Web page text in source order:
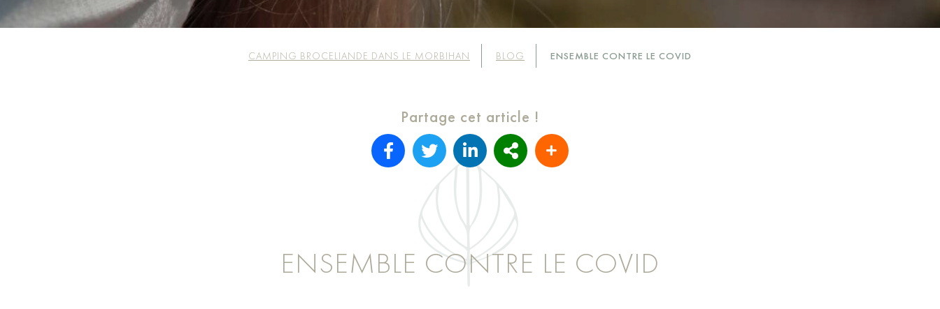
CAMPING BROCELIANDE DANS LE MORBIHAN BLOG ENSEMBLE CONTRE LE COVID
Partage cet article !
ENSEMBLE CONTRE LE COVID